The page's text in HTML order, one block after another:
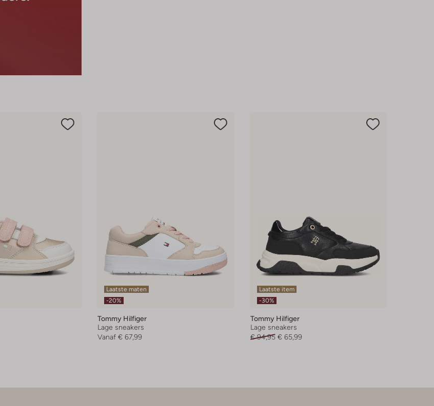
Laatste maten
-20%
Tommy Hilfiger
Lage sneakers
Vanaf € 67,99
Laatste item
-30%
Tommy Hilfiger
Lage sneakers
€ 94,95 € 65,99